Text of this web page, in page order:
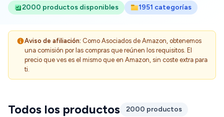
2000 productos disponibles 1951 categorías
Aviso de afiliación: Como Asociados de Amazon, obtenemos
una comisión por las compras que reúnen los requisitos. El
precio que ves es el mismo que en Amazon, sin coste extra para
ti.
Todos los productos
2000 productos